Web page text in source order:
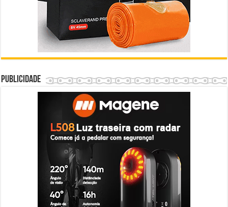
Publicidade